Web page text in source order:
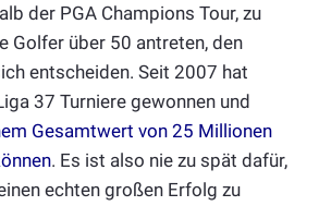
der PGA Champions Tour, zu
Golfer über 50 antreten, den
entscheiden. Seit 2007 hat
37 Turniere gewonnen und
Gesamtwert von 25 Millionen
. Es ist also nie zu spät dafür,
echten großen Erfolg zu